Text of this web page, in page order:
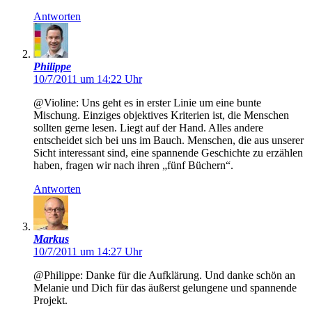
Antworten
Philippe
10/7/2011 um 14:22 Uhr
@Violine: Uns geht es in erster Linie um eine bunte
Mischung. Einziges objektives Kriterien ist, die Menschen
sollten gerne lesen. Liegt auf der Hand. Alles andere
entscheidet sich bei uns im Bauch. Menschen, die aus unserer
Sicht interessant sind, eine spannende Geschichte zu erzählen
haben, fragen wir nach ihren „fünf Büchern“.
Antworten
Markus
10/7/2011 um 14:27 Uhr
@Philippe: Danke für die Aufklärung. Und danke schön an
Melanie und Dich für das äußerst gelungene und spannende
Projekt.